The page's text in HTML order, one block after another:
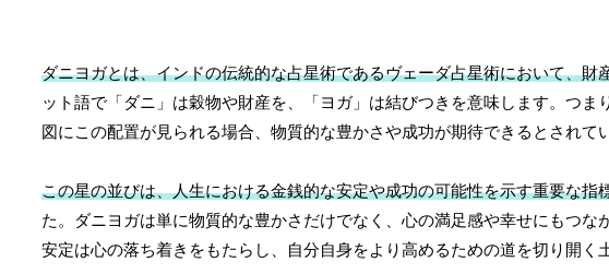
ダニヨガとは、インドの伝統的な占星術であるヴェーダ占星術において、
ット語で「ダニ」は穀物や財産を、「ヨガ」は結びつきを意味します。つ
図にこの配置が見られる場合、物質的な豊かさや成功が期待できるとされて
この星の並びは、人生における金銭的な安定や成功の可能性を示す重要な指
た。ダニヨガは単に物質的な豊かさだけでなく、心の満足感や幸せにもつ
安定は心の落ち着きをもたらし、自分自身をより高めるための道を切り開く